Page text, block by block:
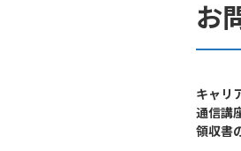
お
キャリ
通信講
領収書